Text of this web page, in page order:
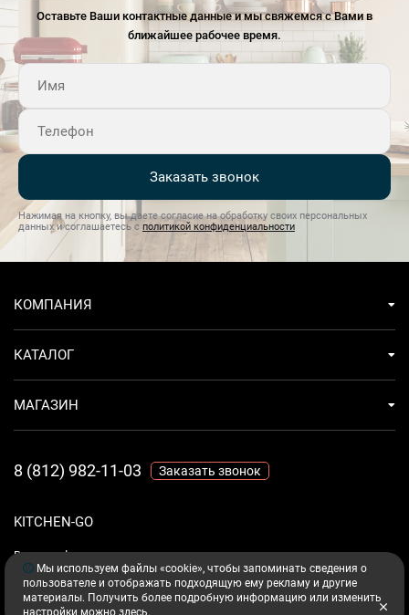
делают Bosch TWK5P471 идеальным выбором для
ежедневного использования. Он легко вписывается в
любое пространство, будь то современная кухня или
уютная столовая. Благодаря своим характеристикам, этот
чайник подходит как для утренних чаепитий, так и для
приемов гостей, обеспечивая комфорт и
надежность.Ключевые преимуществаЭлегантный
светлый дизайн, подходящий для любого
интерьера.Функция автоматического отключения для
безопасного использования.Подставка с поворотом на
360 градусов для удобного размещения.
Оставьте Ваши контактные данные и мы свяжемся с Вами в
ближайшее рабочее время.
Заказать звонок
Нажимая на кнопку, вы даете согласие на обработку своих персональных
данных и соглашаетесь с политикой конфиденциальности
KITCHEN-GO
Ваш комфорт - дело техники.
КОМПАНИЯ
КАТАЛОГ
МАГАЗИН
8 (812) 982-11-03 Заказать звонок
Мы используем файлы «cookie», чтобы запоминать сведения о
пользователе и отображать подходящую ему рекламу и другие
материалы. Получить более подробную информацию или изменить
настройки можно здесь.